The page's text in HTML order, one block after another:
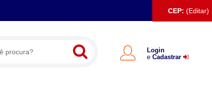
CEP: (Editar)
Login
e Cadastrar